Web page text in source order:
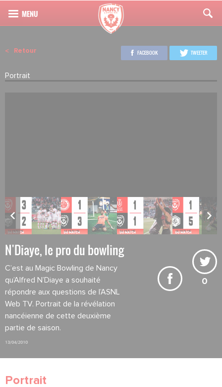
Retour
Portrait
FACEBOOK TWEETER
N'Diaye, le pro du bowling
C’est au Magic Bowling de Nancy
qu’Alfred N’Diaye a souhaité
répondre aux questions de l’ASNL
Web TV. Portrait de la révélation
nancéienne de cette deuxième
partie de saison.
13/04/2010
0
Portrait